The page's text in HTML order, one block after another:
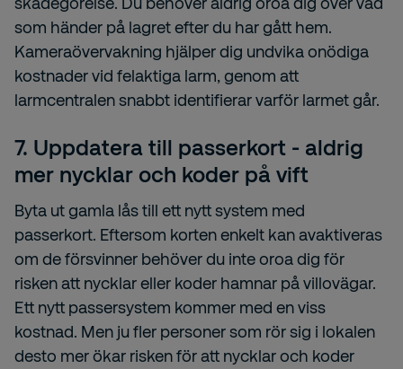
som händer på lagret efter du har gått hem.
Kameraövervakning hjälper dig undvika onödiga
kostnader vid felaktiga larm, genom att
larmcentralen snabbt identifierar varför larmet går.
7. Uppdatera till passerkort - aldrig
mer nycklar och koder på vift
Byta ut gamla lås till ett nytt system med
passerkort. Eftersom korten enkelt kan avaktiveras
om de försvinner behöver du inte oroa dig för
risken att nycklar eller koder hamnar på villovägar.
Ett nytt passersystem kommer med en viss
kostnad. Men ju fler personer som rör sig i lokalen
desto mer ökar risken för att nycklar och koder